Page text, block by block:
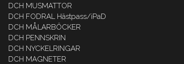
DCH MUSMATTOR
DCH FODRAL Hästpass/iPaD
DCH MÅLARBÖCKER
DCH PENNSKRIN
DCH NYCKELRINGAR
DCH MAGNETER